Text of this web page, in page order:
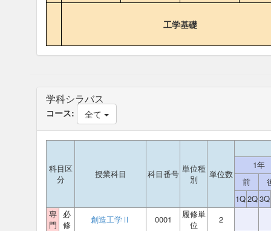
工学基礎
学科シラバス
コース: 全て
科目区
分
授業科目 科目番号 単位種
別
単位数
1年
前
1Q2Q3Q
専
門
必
修
創造工学Ⅱ 0001
履修単
位
2